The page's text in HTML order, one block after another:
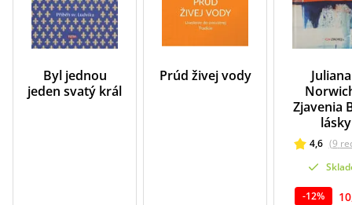
Byl jednou
jeden svatý král
Prúd živej vody
Zjavenia
lásky
4,6 (9
-12%